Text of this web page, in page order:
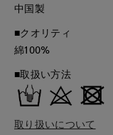
中国製
■クオリティ
綿100%
■取扱い方法
取り扱いについて